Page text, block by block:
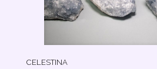
CELESTINA